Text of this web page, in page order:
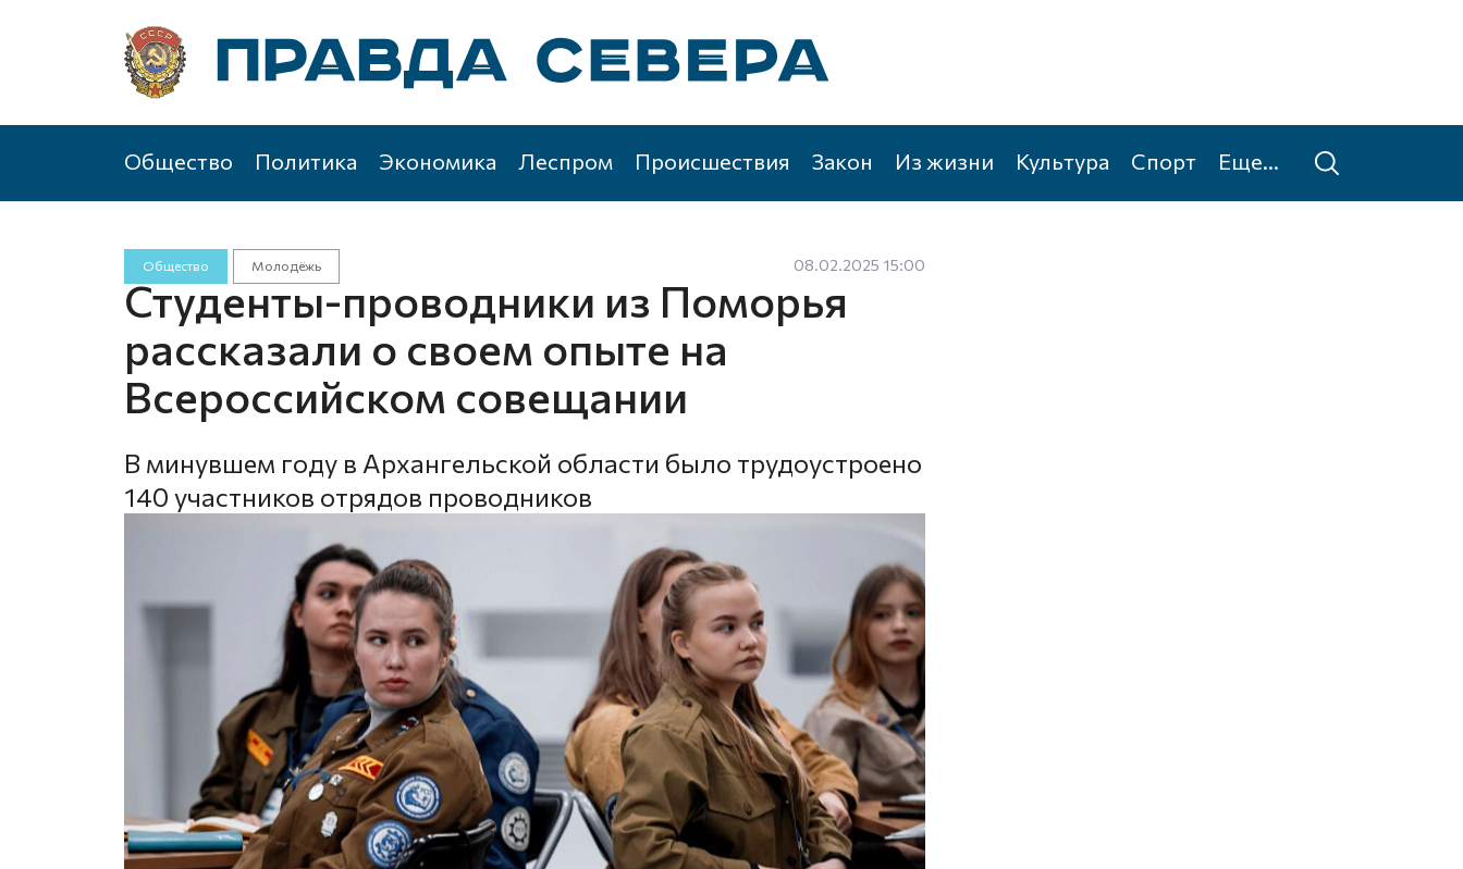
Общество Политика Экономика Леспром Происшествия Закон Из жизни Культура Спорт Еще...
Общество Молодёжь 08.02.2025 15:00
Студенты-проводники из Поморья
рассказали о своем опыте на
Всероссийском совещании
В минувшем году в Архангельской области было трудоустроено
140 участников отрядов проводников